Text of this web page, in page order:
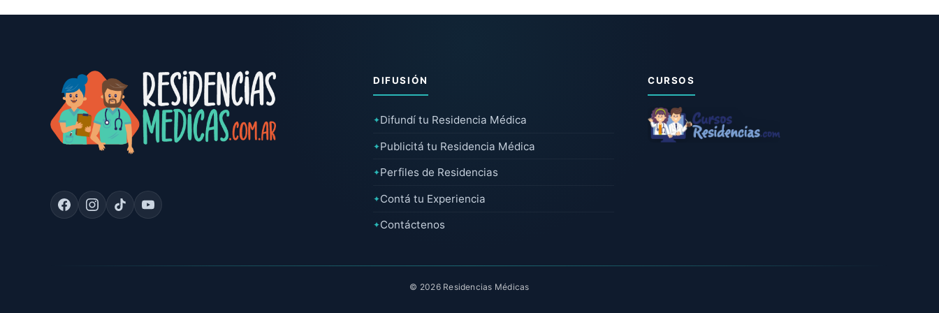
DIFUSIÓN
✦Difundí tu Residencia Médica
✦Publicitá tu Residencia Médica
✦Perfiles de Residencias
✦Contá tu Experiencia
✦Contáctenos
CURSOS
© 2026 Residencias Médicas